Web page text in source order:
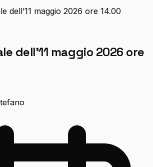
dell’11 maggio 2026 ore 14.00
dell’11 maggio 2026 ore